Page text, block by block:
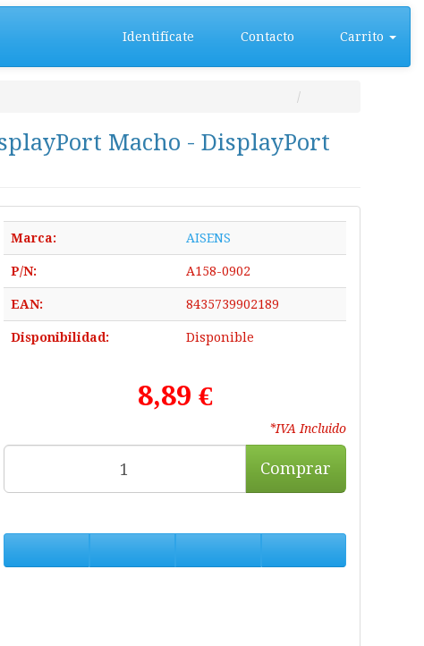
Identifícate Contacto Carrito
Macho - DisplayPort
Marca: AISENS
P/N: A158-0902
EAN: 8435739902189
Disponibilidad: Disponible
8,89 €
*IVA Incluido
Comprar